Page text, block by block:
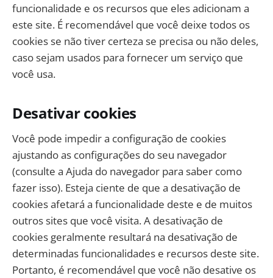
funcionalidade e os recursos que eles adicionam a
este site. É recomendável que você deixe todos os
cookies se não tiver certeza se precisa ou não deles,
caso sejam usados ​​para fornecer um serviço que
você usa.
Desativar cookies
Você pode impedir a configuração de cookies
ajustando as configurações do seu navegador
(consulte a Ajuda do navegador para saber como
fazer isso). Esteja ciente de que a desativação de
cookies afetará a funcionalidade deste e de muitos
outros sites que você visita. A desativação de
cookies geralmente resultará na desativação de
determinadas funcionalidades e recursos deste site.
Portanto, é recomendável que você não desative os